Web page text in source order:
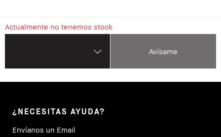
Actualmente no tenemos stock
Avísame
¿NECESITAS AYUDA?
Envíanos un Email